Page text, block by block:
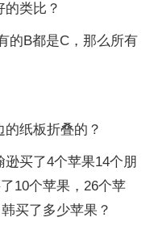
类比？
的B都是C，那么所有
纸板折叠的？
买了4个苹果14个朋
10个苹果，26个苹
买了多少苹果？